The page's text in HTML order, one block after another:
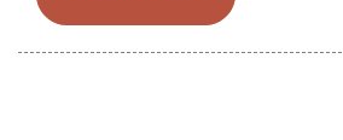
machine à fruits en Chine, offrant automatique